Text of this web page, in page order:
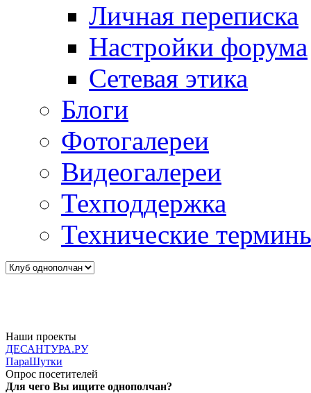
Личная переписка
Настройки форума
Сетевая этика
Блоги
Фотогалереи
Видеогалереи
Техподдержка
Технические
Наши проекты
ДЕСАНТУРА.РУ
ПараШутки
Опрос посетителей
Для чего Вы ищите однополчан?